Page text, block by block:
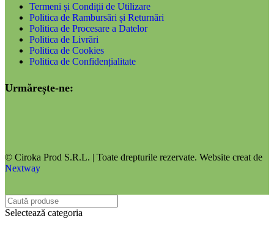
Termeni și Condiții de Utilizare
Politica de Rambursări și Returnări
Politica de Procesare a Datelor
Politica de Livrări
Politica de Cookies
Politica de Confidențialitate
Urmărește-ne:
© Ciroka Prod S.R.L. | Toate drepturile rezervate. Website creat de
Nextway
Selectează categoria